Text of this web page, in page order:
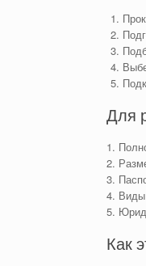
Для
1.
2.
3.
4. Виды
5.
Как